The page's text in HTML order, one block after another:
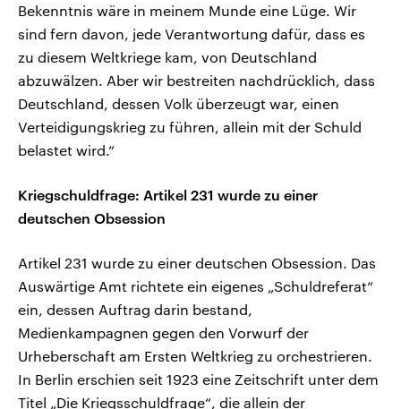
Bekenntnis wäre in meinem Munde eine Lüge. Wir
sind fern davon, jede Verantwortung dafür, dass es
zu diesem Weltkriege kam, von Deutschland
abzuwälzen. Aber wir bestreiten nachdrücklich, dass
Deutschland, dessen Volk überzeugt war, einen
Verteidigungskrieg zu führen, allein mit der Schuld
belastet wird.“
Kriegschuldfrage: Artikel 231 wurde zu einer
deutschen Obsession
Artikel 231 wurde zu einer deutschen Obsession. Das
Auswärtige Amt richtete ein eigenes „Schuldreferat“
ein, dessen Auftrag darin bestand,
Medienkampagnen gegen den Vorwurf der
Urheberschaft am Ersten Weltkrieg zu orchestrieren.
In Berlin erschien seit 1923 eine Zeitschrift unter dem
Titel „Die Kriegsschuldfrage“, die allein der